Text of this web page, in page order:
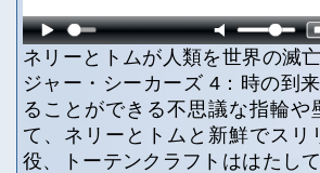
ネリーとトムが人類を世界の滅
ジャー・シーカーズ 4：時の到
ることができる不思議な指輪
て、ネリーとトムと新鮮でス
役、トーテンクラフトははたし